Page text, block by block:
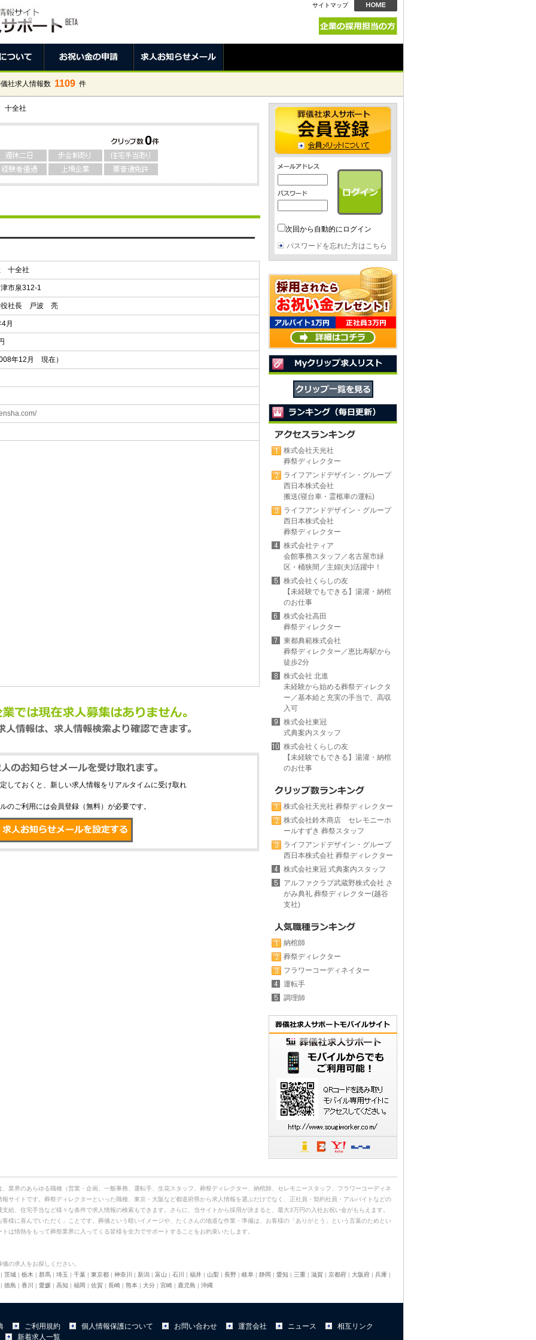
サイトマップ
社求人情報数 1109 件
全社
0
十全社
市泉312-1
役社長 戸波 亮
月
年12月 現在）
しておくと、新しい求人情報をリアルタイムに受け取れ
のご利用には会員登録（無料）が必要です。
次回から自動的にログイン
パスワードを忘れた方はこちら
株式会社天光社
葬祭ディレクター
ライフアンドデザイン・グループ
西日本株式会社
搬送(寝台車・霊柩車の運転)
ライフアンドデザイン・グループ
西日本株式会社
葬祭ディレクター
株式会社ティア
会館事務スタッフ／名古屋市緑
区・桶狭間／主婦(夫)活躍中！
株式会社くらしの友
【未経験でもできる】湯灌・納棺
のお仕事
株式会社高田
葬祭ディレクター
東都典範株式会社
葬祭ディレクター／恵比寿駅から
徒歩2分
株式会社 北進
未経験から始める葬祭ディレクタ
ー／基本給と充実の手当で、高収
入可
株式会社東冠
式典案内スタッフ
株式会社くらしの友
【未経験でもできる】湯灌・納棺
のお仕事
株式会社天光社 葬祭ディレクター
株式会社鈴木商店 セレモニーホ
ールすずき 葬祭スタッフ
ライフアンドデザイン・グループ
西日本株式会社 葬祭ディレクター
株式会社東冠 式典案内スタッフ
アルファクラブ武蔵野株式会社 さ
がみ典礼 葬祭ディレクター(越谷
支社)
納棺師
葬祭ディレクター
フラワーコーディネイター
運転手
調理師
業界のあらゆる職種（営業・企画、一般事務、運転手、生花スタッフ、葬祭ディレクター、納棺師、セレモニースタッフ、フラワーコーディネ
サイトです。葬祭ディレクターといった職種、東京・大阪など都道府県から求人情報を選ぶだけでなく、正社員・契約社員・アルバイトなどの
給、住宅手当など様々な条件で求人情報の検索もできます。さらに、当サイトから採用が決まると、最大3万円の入社お祝い金がもらえます。
様に喜んでいただく」ことです。葬儀という暗いイメージや、たくさんの地道な作業・準備は、お客様の「ありがとう」という言葉のためとい
は情熱をもって葬祭業界に入ってくる皆様を全力でサポートすることをお約束いたします。
の求人をお探しください。
| 茨城 | 栃木 | 群馬 | 埼玉 | 千葉 | 東京都 | 神奈川 | 新潟 | 富山 | 石川 | 福井 | 山梨 | 長野 | 岐阜 | 静岡 | 愛知 | 三重 | 滋賀 | 京都府 | 大阪府 | 兵庫 |
| 徳島 | 香川 | 愛媛 | 高知 | 福岡 | 佐賀 | 長崎 | 熊本 | 大分 | 宮崎 | 鹿児島 | 沖縄
ご利用規約 個人情報保護について お問い合わせ 運営会社 ニュース
相互リンク
新着求人一覧